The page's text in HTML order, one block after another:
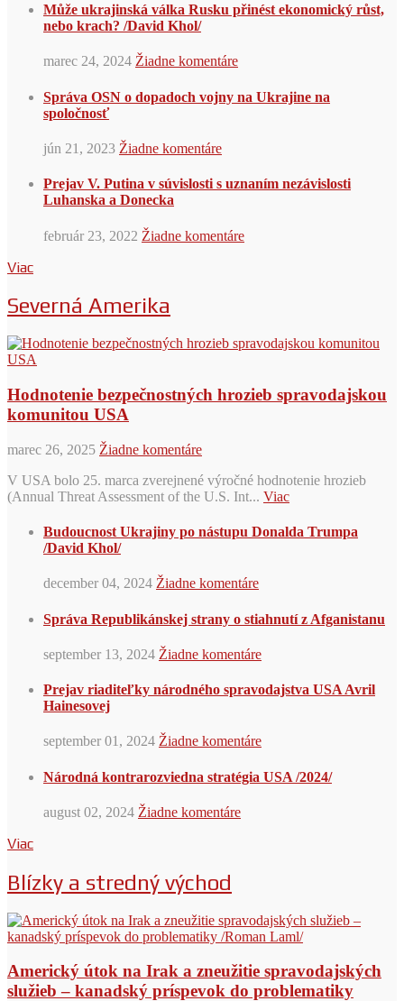
Může ukrajinská válka Rusku přinést ekonomický růst,
nebo krach? /David Khol/
marec 24, 2024 Žiadne komentáre
Správa OSN o dopadoch vojny na Ukrajine na
spoločnosť
jún 21, 2023 Žiadne komentáre
Prejav V. Putina v súvislosti s uznaním nezávislosti
Luhanska a Donecka
február 23, 2022 Žiadne komentáre
Viac
Severná Amerika
Hodnotenie bezpečnostných hrozieb spravodajskou
komunitou USA
marec 26, 2025 Žiadne komentáre
V USA bolo 25. marca zverejnené výročné hodnotenie hrozieb
(Annual Threat Assessment of the U.S. Int... Viac
Budoucnost Ukrajiny po nástupu Donalda Trumpa
/David Khol/
december 04, 2024 Žiadne komentáre
Správa Republikánskej strany o stiahnutí z Afganistanu
september 13, 2024 Žiadne komentáre
Prejav riaditeľky národného spravodajstva USA Avril
Hainesovej
september 01, 2024 Žiadne komentáre
Národná kontrarozviedna stratégia USA /2024/
august 02, 2024 Žiadne komentáre
Viac
Blízky a stredný východ
Americký útok na Irak a zneužitie spravodajských
služieb – kanadský príspevok do problematiky